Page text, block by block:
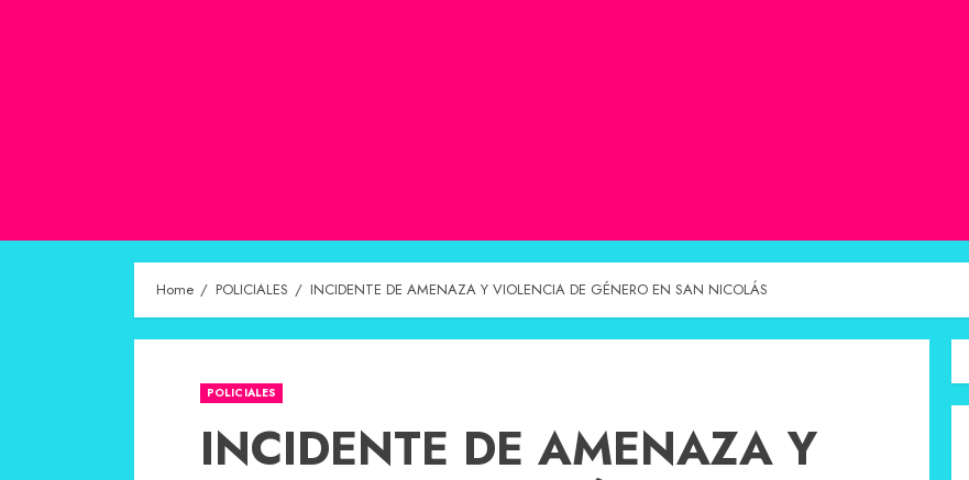
Home POLICIALES INCIDENTE DE AMENAZA Y VIOLENCIA DE GÉNERO EN SAN NICOLÁS
POLICIALES
INCIDENTE DE AMENAZA Y